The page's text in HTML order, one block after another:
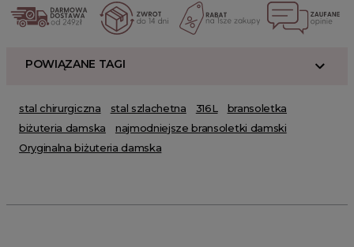
POWIĄZANE TAGI
stal chirurgiczna stal szlachetna 316L
bransoletka
biżuteria damska
najmodniejsze bransoletki damski
Oryginalna biżuteria damska